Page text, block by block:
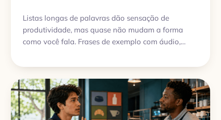
Listas longas de palavras dão sensação de
produtividade, mas quase não mudam a forma
como você fala. Frases de exemplo com áudio,
vocabulário a aparecer na hora da conversa – não
só na prova.